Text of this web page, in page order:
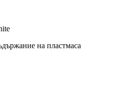
на пластмаса